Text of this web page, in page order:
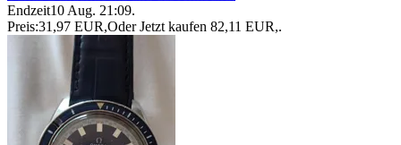
Endzeit10 Aug. 21:09.
Preis:31,97 EUR,Oder Jetzt kaufen 82,11 EUR,.